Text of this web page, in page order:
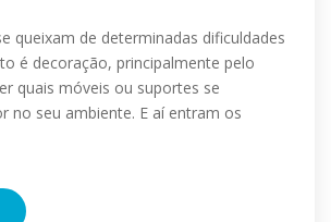
queixam de determinadas dificuldades
é decoração, principalmente pelo
quais móveis ou suportes se
no seu ambiente. E aí entram os